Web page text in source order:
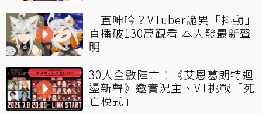
一直呻吟？VTuber詭異「抖動」
直播破130萬觀看 本人發最新聲
明
30人全數陣亡！《艾恩葛朗特迴
盪新聲》邀實況主、VT挑戰「死
亡模式」